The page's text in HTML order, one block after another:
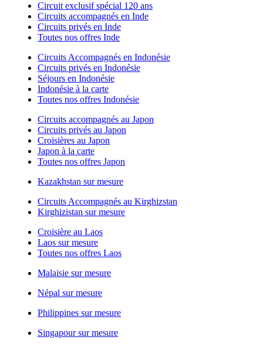
Circuit exclusif spécial 120 ans
Circuits accompagnés en Inde
Circuits privés en Inde
Toutes nos offres Inde
Circuits Accompagnés en Indonésie
Circuits privés en Indonésie
Séjours en Indonésie
Indonésie à la carte
Toutes nos offres Indonésie
Circuits accompagnés au Japon
Circuits privés au Japon
Croisières au Japon
Japon à la carte
Toutes nos offres Japon
Kazakhstan sur mesure
Circuits Accompagnés au Kirghizstan
Kirghizistan sur mesure
Croisière au Laos
Laos sur mesure
Toutes nos offres Laos
Malaisie sur mesure
Népal sur mesure
Philippines sur mesure
Singapour sur mesure